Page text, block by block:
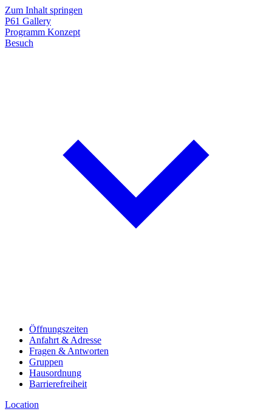
Zum Inhalt springen
P61 Gallery
Programm Konzept
Besuch
Öffnungszeiten
Anfahrt & Adresse
Fragen & Antworten
Gruppen
Hausordnung
Barrierefreiheit
Location